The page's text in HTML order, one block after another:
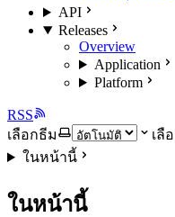
API
Releases
Overview
Application
Platform
RSS
เลือกธีม
เลื
ในหน้านี้
ในหน้านี้